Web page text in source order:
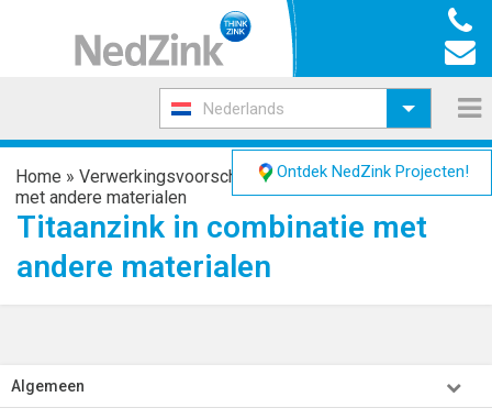
Nederlands
Home » Verwerkingsvoorschriften»Titaanzink in combinatie
met andere materialen
Titaanzink in combinatie met
andere materialen
Algemeen
Ontdek NedZink Projecten!